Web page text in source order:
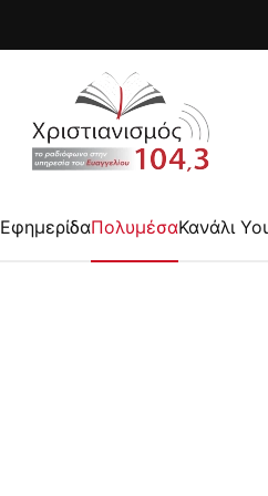
ΕφημερίδαΠολυμέσαΚανάλι